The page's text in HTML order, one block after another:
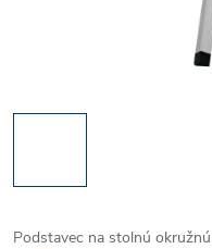
Podstavec na stolnú